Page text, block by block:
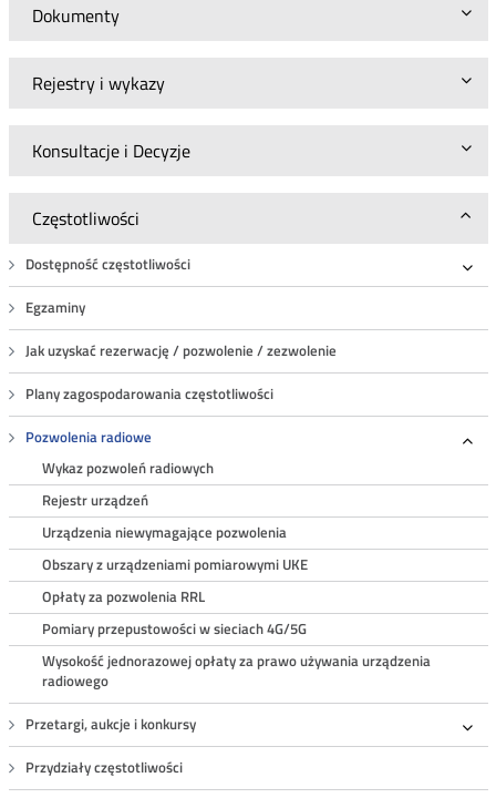
Dokumenty
Rejestry i wykazy
Konsultacje i Decyzje
Częstotliwości
Dostępność częstotliwości
Egzaminy
Jak uzyskać rezerwację / pozwolenie / zezwolenie
Plany zagospodarowania częstotliwości
Pozwolenia radiowe
Wykaz pozwoleń radiowych
Rejestr urządzeń
Urządzenia niewymagające pozwolenia
Obszary z urządzeniami pomiarowymi UKE
Opłaty za pozwolenia RRL
Pomiary przepustowości w sieciach 4G/5G
Wysokość jednorazowej opłaty za prawo używania urządzenia
radiowego
Przetargi, aukcje i konkursy
Przydziały częstotliwości